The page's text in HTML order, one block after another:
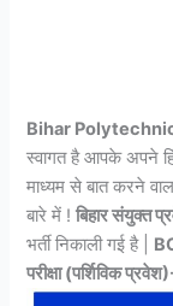
Bihar
स्वागत है आपके अपने
माध्यम से बात करने
बारे में !बिहार संयुक्त
भर्ती निकाली गई है |
परीक्षा (पर्शिविक